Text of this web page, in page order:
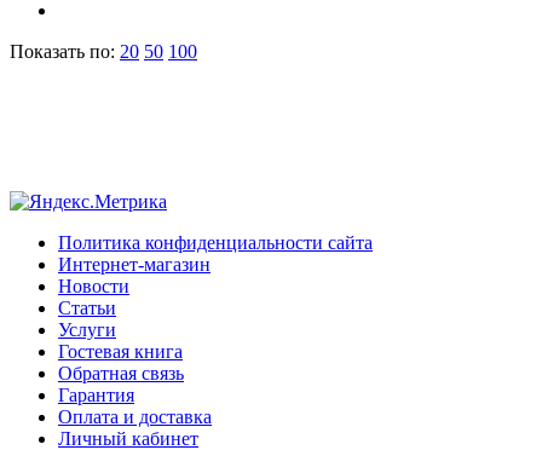
Показать по: 20 50 100
Политика конфиденциальности сайта
Интернет-магазин
Новости
Статьи
Услуги
Гостевая книга
Обратная связь
Гарантия
Оплата и доставка
Личный кабинет